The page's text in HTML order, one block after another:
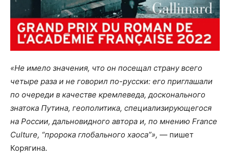
«Не имело значения, что он посещал страну всего
четыре раза и не говорил по-русски: его приглашали
по очереди в качестве кремлеведа, досконального
знатока Путина, геополитика, специализирующегося
на России, дальновидного автора и, по мнению France
Culture, “пророка глобального хаоса”», — пишет
Корягина.